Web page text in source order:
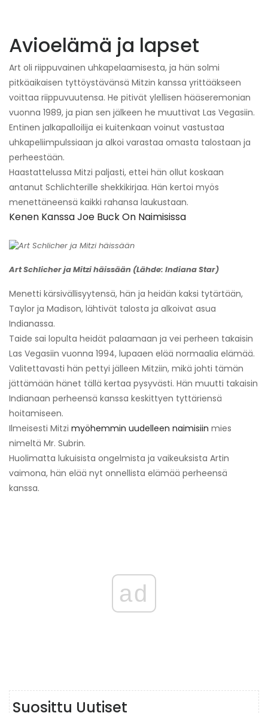
Avioelämä ja lapset
Art oli riippuvainen uhkapelaamisesta, ja hän solmi
pitkäaikaisen tyttöystävänsä Mitzin kanssa yrittääkseen
voittaa riippuvuutensa. He pitivät ylellisen hääseremonian
vuonna 1989, ja pian sen jälkeen he muuttivat Las Vegasiin.
Entinen jalkapalloilija ei kuitenkaan voinut vastustaa
uhkapeliimpulssiaan ja alkoi varastaa omasta talostaan ​​ja
perheestään.
Haastattelussa Mitzi paljasti, ettei hän ollut koskaan
antanut Schlichterille shekkikirjaa. Hän kertoi myös
menettäneensä kaikki rahansa laukustaan.
Kenen Kanssa Joe Buck On Naimisissa
Art Schlicher ja Mitzi häissään (Lähde: Indiana Star)
Menetti kärsivällisyytensä, hän ja heidän kaksi tytärtään,
Taylor ja Madison, lähtivät talosta ja alkoivat asua
Indianassa.
Taide sai lopulta heidät palaamaan ja vei perheen takaisin
Las Vegasiin vuonna 1994, lupaaen elää normaalia elämää.
Valitettavasti hän pettyi jälleen Mitziin, mikä johti tämän
jättämään hänet tällä kertaa pysyvästi. Hän muutti takaisin
Indianaan perheensä kanssa keskittyen tyttäriensä
hoitamiseen.
Ilmeisesti Mitzi myöhemmin uudelleen naimisiin mies
nimeltä Mr. Subrin.
Huolimatta lukuisista ongelmista ja vaikeuksista Artin
vaimona, hän elää nyt onnellista elämää perheensä
kanssa.
ad
Suosittu Uutiset